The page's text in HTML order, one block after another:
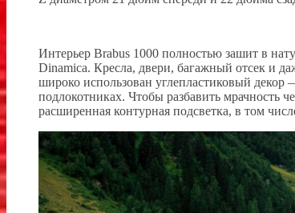
Интерьер Brabus 1000 полностью зашит в
Dinamica. Кресла, двери, багажный отсек и
широко использован углепластиковый
подлокотниках. Чтобы разбавить мрачность
расширенная контурная подсветка, в том